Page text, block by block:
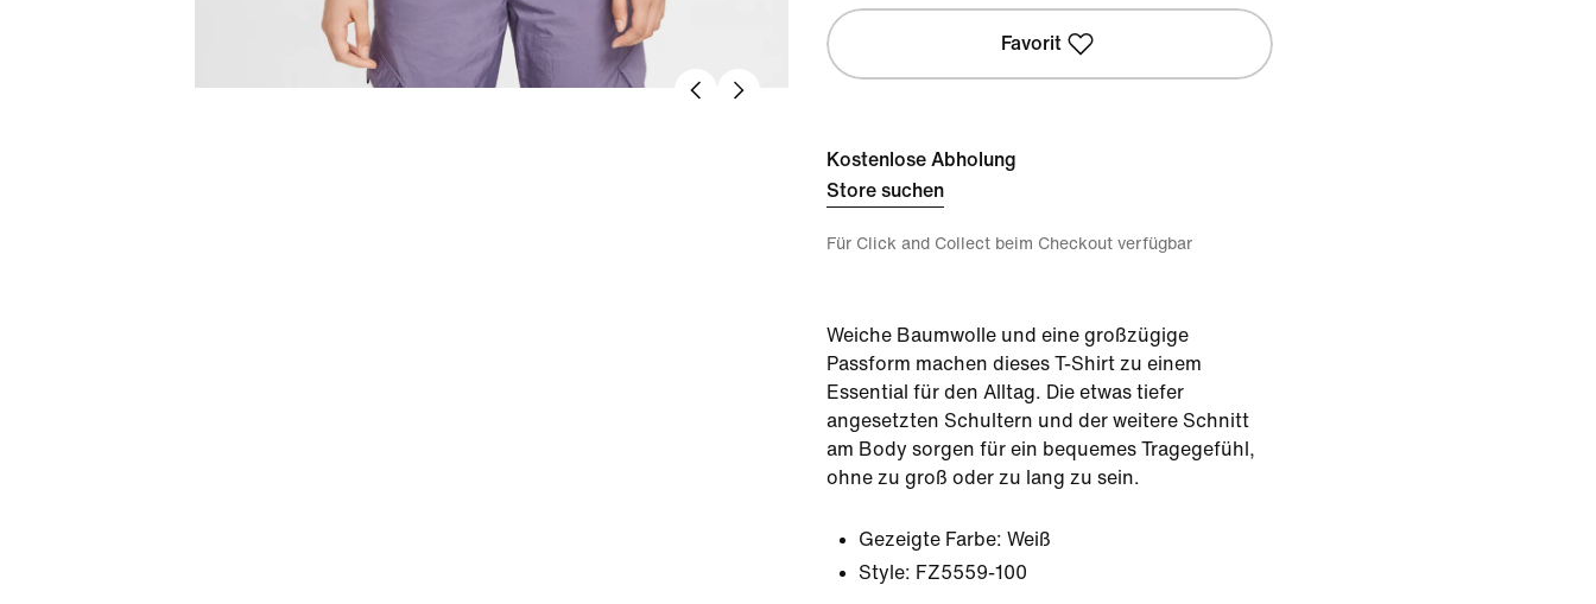
Favorit
Kostenlose Abholung
Store suchen
Für Click and Collect beim Checkout verfügbar
Weiche Baumwolle und eine großzügige
Passform machen dieses T-Shirt zu einem
Essential für den Alltag. Die etwas tiefer
angesetzten Schultern und der weitere Schnitt
am Body sorgen für ein bequemes Tragegefühl,
ohne zu groß oder zu lang zu sein.
Gezeigte Farbe: Weiß
Style: FZ5559-100